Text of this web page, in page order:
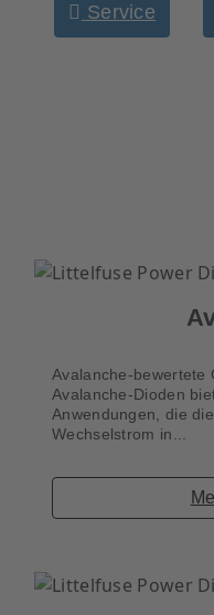
Service
Avalanche-bewertete
Avalanche-Dioden
Anwendungen, die
Wechselstrom in...